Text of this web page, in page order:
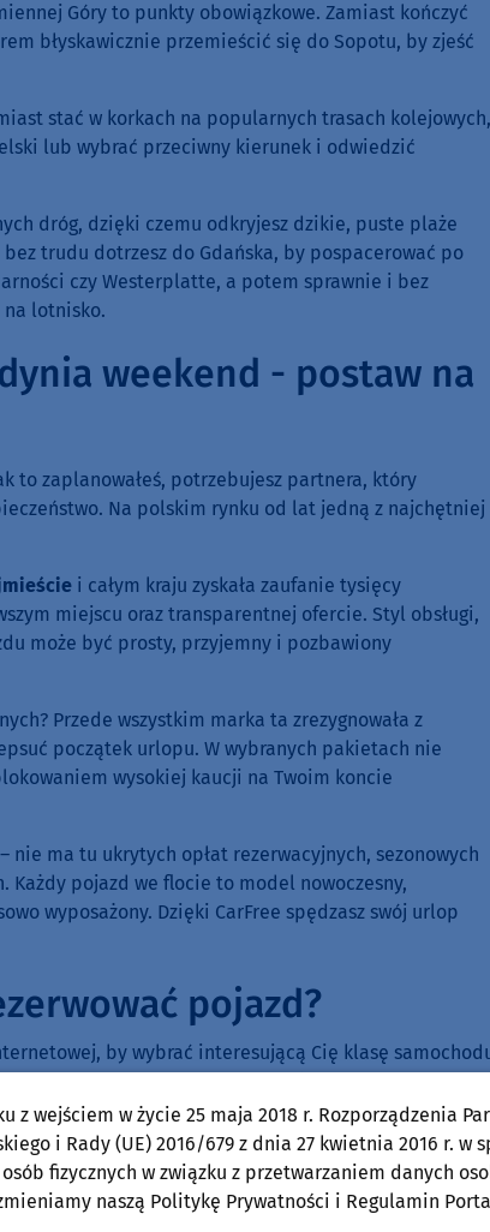
Góry to punkty obowiązkowe. Zamiast kończyć
błyskawicznie przemieścić się do Sopotu, by zjeść
stać w korkach na popularnych trasach kolejowych,
lub wybrać przeciwny kierunek i odwiedzić
dróg, dzięki czemu odkryjesz dzikie, puste plaże
trudu dotrzesz do Gdańska, by pospacerować po
czy Westerplatte, a potem sprawnie i bez
lotnisko.
weekend - postaw na
to zaplanowałeś, potrzebujesz partnera, który
Na polskim rynku od lat jedną z najchętniej
i całym kraju zyskała zaufanie tysięcy
miejscu oraz transparentnej ofercie. Styl obsługi,
może być prosty, przyjemny i pozbawiony
Przede wszystkim marka ta zrezygnowała z
początek urlopu. W wybranych pakietach nie
wysokiej kaucji na Twoim koncie
nie ma tu ukrytych opłat rezerwacyjnych, sezonowych
Każdy pojazd we flocie to model nowoczesny,
wyposażony. Dzięki CarFree spędzasz swój urlop
pojazd?
by wybrać interesującą Cię klasę
czy chcesz odebrać kluczyki pod hotelem, na
miasta, auto będzie na Ciebie czekać w pełni
opieka techniczna i assistance gwarantują pomoc w
celująco, zapoznaj się z pełną gamą propozycji
z wejściem w życie 25 maja 2018 r. Rozporządzenia
i Rady (UE) 2016/679 z dnia 27 kwietnia 2016 r. w
fizycznych w związku z przetwarzaniem danych
naszą Politykę Prywatności i Regulamin